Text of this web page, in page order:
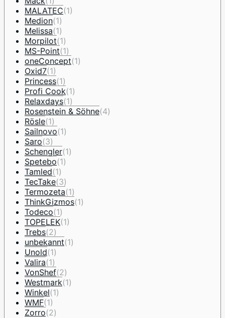
MALATEC(1)
Medion(1)
Melissa(1)
Morpilot(1)
MS-Point(1)
oneConcept(1)
Oxid7(1)
Princess(1)
Profi Cook(1)
Relaxdays(1)
Rosenstein & Söhne(4)
Rösle(1)
Sailnovo(1)
Saro(3)
Schengler(1)
Spetebo(1)
Tamled(1)
TecTake(3)
Termozeta(1)
ThinkGizmos(1)
Todeco(1)
TOPELEK(1)
Trebs(2)
unbekannt(1)
Unold(1)
Valira(1)
VonShef(2)
Westmark(1)
Winkel(1)
WMF(1)
Zorro(2)